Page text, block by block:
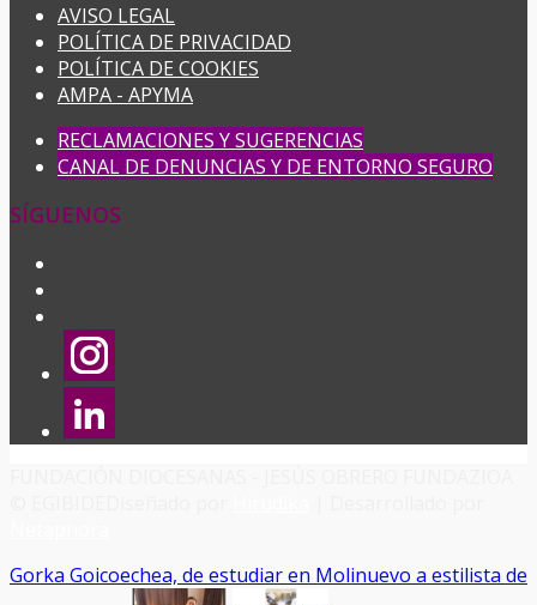
AVISO LEGAL
POLÍTICA DE PRIVACIDAD
POLÍTICA DE COOKIES
AMPA - APYMA
RECLAMACIONES Y SUGERENCIAS
CANAL DE DENUNCIAS Y DE ENTORNO SEGURO
SÍGUENOS
Gorka Goicoechea, de estudiar en Molinuevo a estilista de